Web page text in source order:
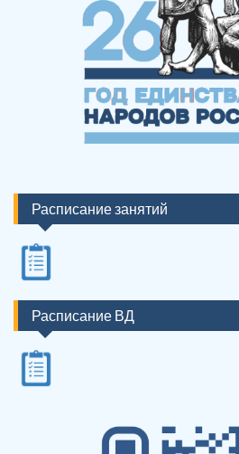
Расписание занятий
Расписание ВД